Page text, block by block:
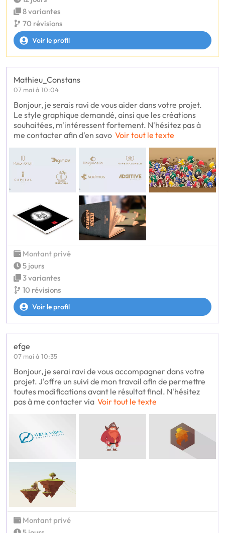
8 variantes
70 révisions
Voir le profil
Mathieu_Constans
07 mai à 10:04
Bonjour, je serais ravi de vous aider dans votre projet.
Le style graphique demandé, ainsi que les créations
souhaitées, m'intéressent fortement. N'hésitez pas à
me contacter afin d'en savo Voir tout le texte
Montant privé
5 jours
3 variantes
10 révisions
Voir le profil
efge
07 mai à 10:35
Bonjour, je serai ravi de vous accompagner dans votre
projet. J'offre un suivi de mon travail afin de permettre
toutes modifications avant le résultat final. N'hésitez
pas à me contacter via Voir tout le texte
Montant privé